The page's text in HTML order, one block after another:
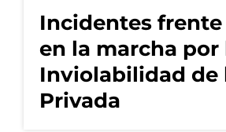
Incidentes frente
en la marcha por
Inviolabilidad de
Privada